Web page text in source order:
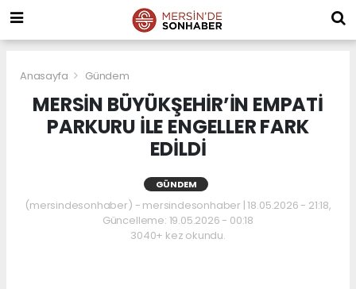
Anasayfa Gündem
MERSİN BÜYÜKŞEHİR’İN EMPATİ
PARKURU İLE ENGELLER FARK
EDİLDİ
GÜNDEM
(mersindesonhaber) - mersindesonhaber | 18.05.2026 - 21:18,
Güncelleme: 19.05.2026 - 00:18
3040+ kez okundu.